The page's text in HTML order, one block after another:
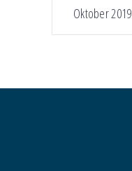
Oktober 2019